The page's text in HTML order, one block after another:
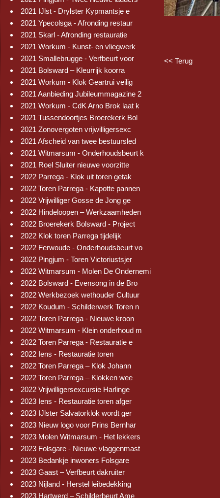
2021 IJlst - Drylster Kypmantsje e
2021 Ypecolsga - Afronding restaur
2021 Skarl - Afronding restauratie
2021 Workum - Kunst- en vliegwerk
2021 Smallebrugge - Verfbeurt voor
2021 Bolsward – Kleurrijk koorra
2021 Workum - Klok Geartrui veilig
2021 Aanbieding Jubileummagazine 2
2021 Workum - CdK Arno Brok laat k
2021 Tussendoortjes Broerekerk Bol
2021 Zonovergoten vrijwilligersexc
2021 Afscheid van twee bestuursled
2021 Witmarsum - Onderhoudsbeurt k
2021 Roel Sluiter nieuwe voorzitte
2022 Parrega - Klok uit toren getak
2022 Toren Parrega - Kapotte pannen
2022 Vrijwilliger Gosse de Jong ge
2022 Hindeloopen – Werkzaamheden
2022 Broerekerk Bolsward - Project
2022 Klok toren Parrega tijdelijk
2022 Ferwoude - Onderhoudsbeurt vo
2022 Pingjum - Toren Victoriustsjer
2022 Witmarsum - Molen De Ondernemi
2022 Bolsward - Evensong in de Bro
2022 Werkbezoek wethouder Cultuur
2022 Koudum - Schilderwerk Toren n
2022 Toren Parrega - Nieuwe kroon
2022 Witmarsum - Klein onderhoud m
2022 Toren Parrega - Restauratie e
2022 Iens - Restauratie toren
2022 Toren Parrega – Klok Johann
2022 Toren Parrega – Klokken wee
2022 Vrijwilligersexcursie Harlinge
2023 Iens - Restauratie toren afger
2023 IJlster Salvatorklok wordt ger
2023 Nieuw logo voor Prins Bernhar
2023 Molen Witmarsum - Het lekkers
2023 Folsgare - Nieuwe vlaggenmast
2023 Bedankje inwoners Folsgare
2023 Gaast – Verfbeurt dakruiter
2023 Nijland - Herstel leibedekking
2023 Hartwerd – Schilderbeurt Ame
<< Terug